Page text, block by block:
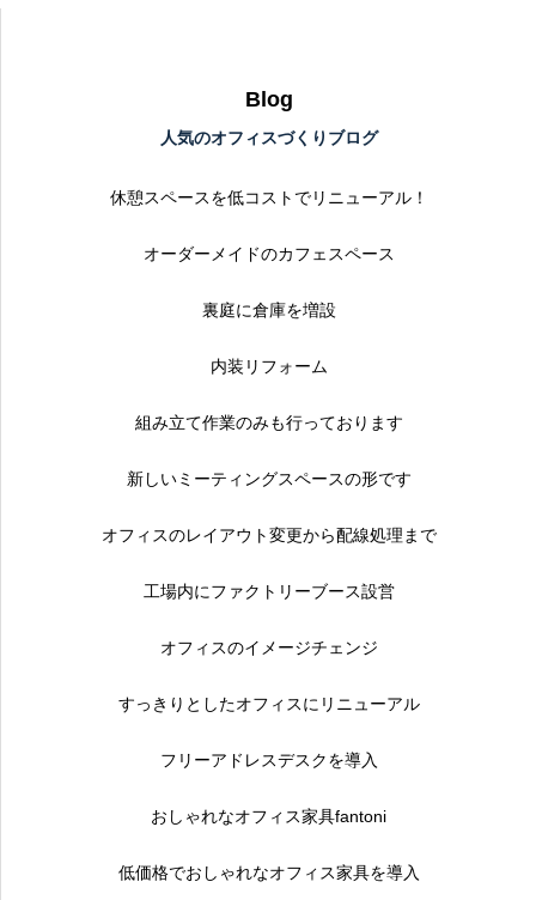
Blog
人気のオフィスづくりブログ
休憩スペースを低コストでリニューアル！
オーダーメイドのカフェスペース
裏庭に倉庫を増設
内装リフォーム
組み立て作業のみも行っております
新しいミーティングスペースの形です
オフィスのレイアウト変更から配線処理まで
工場内にファクトリーブース設営
オフィスのイメージチェンジ
すっきりとしたオフィスにリニューアル
フリーアドレスデスクを導入
おしゃれなオフィス家具fantoni
低価格でおしゃれなオフィス家具を導入